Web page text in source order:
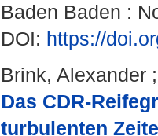
Baden Baden :
DOI: https://
Brink, Alexander
Das CDR-
turbulenten